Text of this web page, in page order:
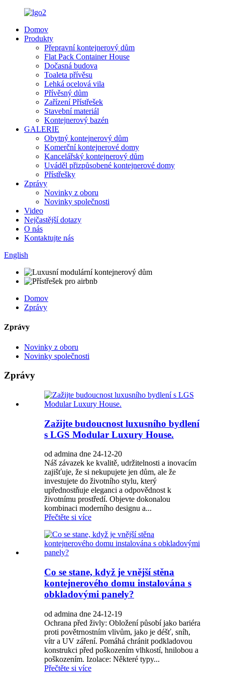
Domov
Produkty
Přepravní kontejnerový dům
Flat Pack Container House
Dočasná budova
Toaleta přívěsu
Lehká ocelová vila
Přívěsný dům
Zařízení Přístřešek
Stavební materiál
Kontejnerový bazén
GALERIE
Obytný kontejnerový dům
Komerční kontejnerové domy
Kancelářský kontejnerový dům
Uváděl přizpůsobené kontejnerové domy
Přístřešky
Zprávy
Novinky z oboru
Novinky společnosti
Video
Nejčastější dotazy
O nás
Kontaktujte nás
English
Domov
Zprávy
Zprávy
Novinky z oboru
Novinky společnosti
Zprávy
Zažijte budoucnost luxusního bydlení
s LGS Modular Luxury House.
od admina dne 24-12-20
Náš závazek ke kvalitě, udržitelnosti a inovacím
zajišťuje, že si nekupujete jen dům, ale že
investujete do životního stylu, který
upřednostňuje eleganci a odpovědnost k
životnímu prostředí. Objevte dokonalou
kombinaci moderního designu a...
Přečtěte si více
Co se stane, když je vnější stěna
kontejnerového domu instalována s
obkladovými panely?
od admina dne 24-12-19
Ochrana před živly: Obložení působí jako bariéra
proti povětrnostním vlivům, jako je déšť, sníh,
vítr a UV záření. Pomáhá chránit podkladovou
konstrukci před poškozením vlhkostí, hnilobou a
poškozením. Izolace: Některé typy...
Přečtěte si více